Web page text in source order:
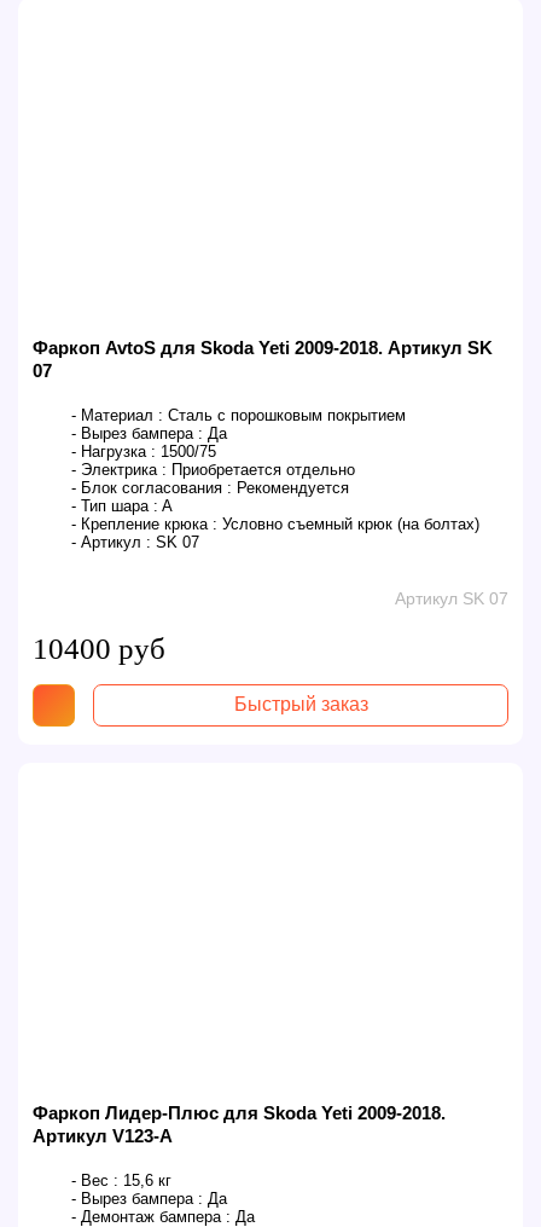
Фаркоп AvtoS для Skoda Yeti 2009-2018. Артикул SK
07
- Материал : Сталь с порошковым покрытием
- Вырез бампера : Да
- Нагрузка : 1500/75
- Электрика : Приобретается отдельно
- Блок согласования : Рекомендуется
- Тип шара : A
- Крепление крюка : Условно съемный крюк (на болтах)
- Артикул : SK 07
Артикул SK 07
10400 руб
Быстрый заказ
Фаркоп Лидер-Плюс для Skoda Yeti 2009-2018.
Артикул V123-A
- Вес : 15,6 кг
- Вырез бампера : Да
- Демонтаж бампера : Да